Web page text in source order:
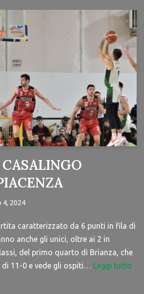
4, 2024
caratterizzato da 6 punti in fila di
anche gli unici, oltre ai 2 in
del primo quarto di Brianza, che
di 11-0 e vede gli ospiti… Leggi tutto